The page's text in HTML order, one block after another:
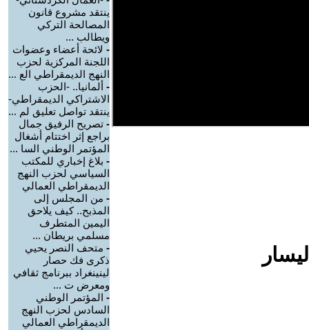
ينتقد مشروع قانون
المصالحة التركي
ويطالب ...
- لائحة أعضاء وعضوات
اللجنة المركزية لحزب
النهج الديمقراطي الع ...
- ألمانيا.. -الحزب
الاشتراكي الديمقراطي-
ينتقد تواصل تعليق لم ...
- تصريح الرفيق جمال
براجع إثر اختتام أشغال
المؤتمر الوطني السا ...
- بلاغ إخباري للمكتب
السياسي لحزب النهج
الديمقراطي العمالي
- من المجلس إلى
المذبح.. كيف يلاحق
اليمين المتطرف
مسلمي بريطان ...
- متحف النصر يحيي
ذكرى فك حصار
لينينغراد ببرنامج ثقافي
ومعرض ت ...
- المؤتمر الوطني
السادس لحزب النهج
الديمقراطي العمالي